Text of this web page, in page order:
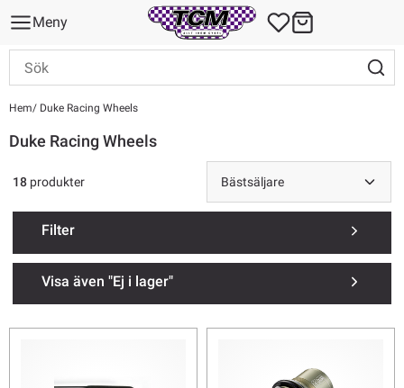
Meny
Hem Duke Racing Wheels
Duke Racing Wheels
Filter
Visa även "Ej i lager"
18 produkter